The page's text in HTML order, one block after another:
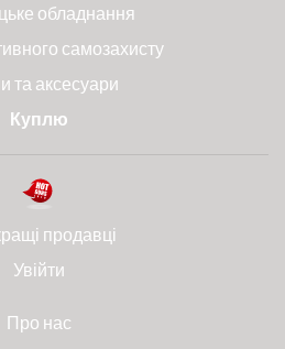
обладнання
самозахисту
та аксесуари
Куплю
продавці
Увійти
Про нас